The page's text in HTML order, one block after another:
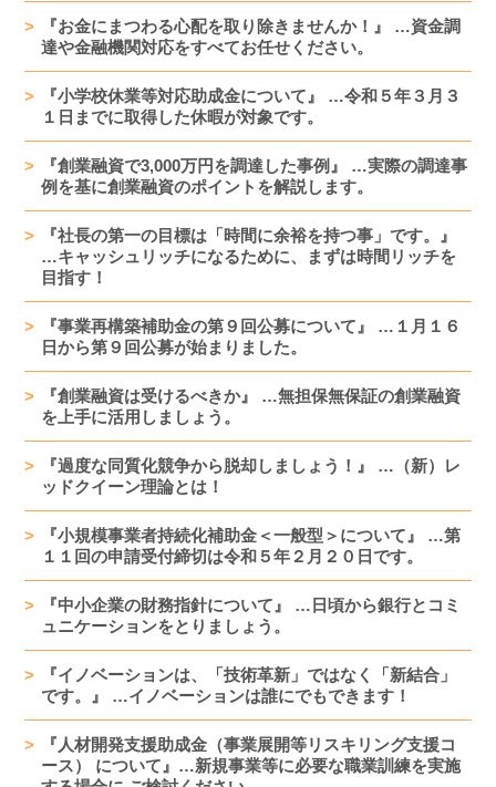
『お金にまつわる心配を取り除きませんか！』 …資金調
達や金融機関対応をすべてお任せください。
『小学校休業等対応助成金について』 …令和５年３月３
１日までに取得した休暇が対象です。
『創業融資で3,000万円を調達した事例』 …実際の調達事
例を基に創業融資のポイントを解説します。
『社長の第一の目標は「時間に余裕を持つ事」です。』
…キャッシュリッチになるために、まずは時間リッチを
目指す！
『事業再構築補助金の第９回公募について』 …１月１６
日から第９回公募が始まりました。
『創業融資は受けるべきか』 …無担保無保証の創業融資
を上手に活用しましょう。
『過度な同質化競争から脱却しましょう！』 …（新）レ
ッドクイーン理論とは！
『小規模事業者持続化補助金＜一般型＞について』 …第
１１回の申請受付締切は令和５年２月２０日です。
『中小企業の財務指針について』 …日頃から銀行とコミ
ュニケーションをとりましょう。
『イノベーションは、「技術革新」ではなく「新結合」
です。』 …イノベーションは誰にでもできます！
『人材開発支援助成金（事業展開等リスキリング支援コ
ース） について』…新規事業等に必要な職業訓練を実施